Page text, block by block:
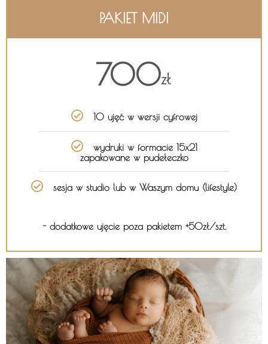
PAKIET MIDI
700zł
10 ujęć w wersji cyfrowej
wydruki w formacie 15x21
zapakowane w pudełeczko
sesja w studio lub w Waszym domu (lifestyle)
- dodatkowe ujęcie poza pakietem +50zł/szt.